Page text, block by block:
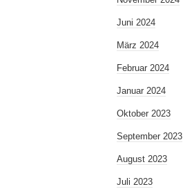
Juni 2024
März 2024
Februar 2024
Januar 2024
Oktober 2023
September 2023
August 2023
Juli 2023